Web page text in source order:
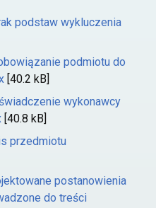
podstaw wykluczenia
podmiotu do
[40.2 kB]
wykonawcy
[40.8 kB]
przedmiotu
postanowienia
do treści